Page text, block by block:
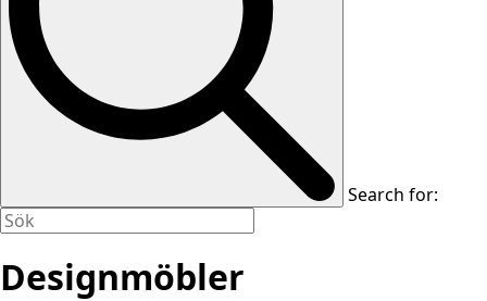
Search for:
Designmöbler